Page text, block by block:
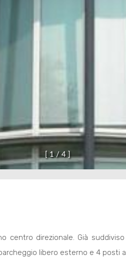
1 / 4
centro direzionale. Già
libero esterno e 4 posti